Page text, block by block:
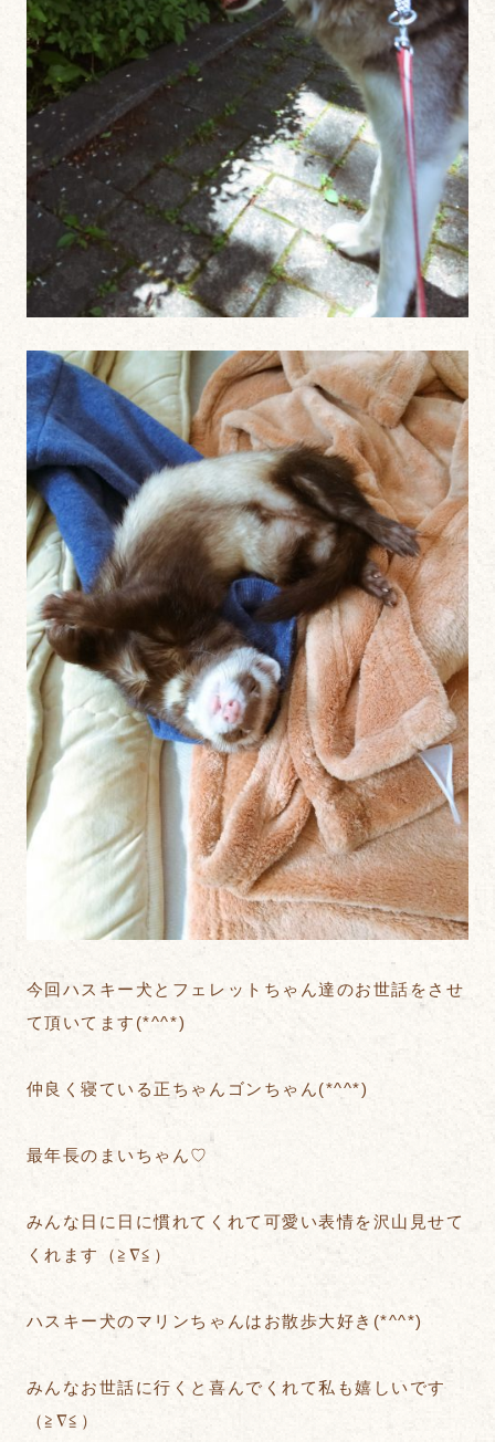
今回ハスキー犬とフェレットちゃん達のお世話をさせ
て頂いてます(*^^*)
仲良く寝ている正ちゃんゴンちゃん(*^^*)
最年長のまいちゃん♡
みんな日に日に慣れてくれて可愛い表情を沢山見せて
くれます（≧∇≦）
ハスキー犬のマリンちゃんはお散歩大好き(*^^*)
みんなお世話に行くと喜んでくれて私も嬉しいです
（≧∇≦）